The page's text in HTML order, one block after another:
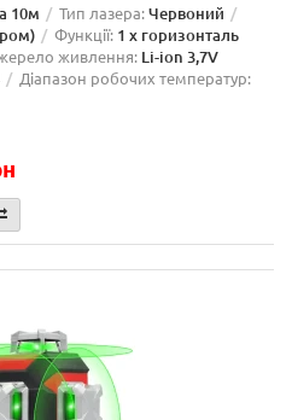
10м Тип лазера:Червоний
Функції: 1 x горизонталь
живлення: Li-ion 3,7V
Діапазон робочих температур: